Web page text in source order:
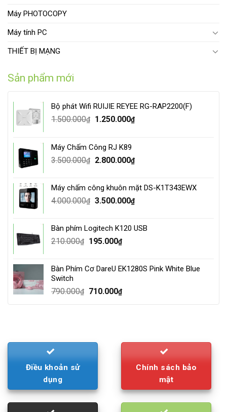
Máy PHOTOCOPY
Máy tính PC
THIẾT BỊ MẠNG
Sản phẩm mới
Bộ phát Wifi RUIJIE REYEE RG-RAP2200(F)
1.500.000₫
Original
1.500.000₫.
1.250.000₫Current
Máy Chấm Công RJ K89
3.500.000₫
Original
3.500.000₫.
2.800.000₫Current
2.800.000₫.
Máy chấm công khuôn mặt DS-K1T343EWX
4.000.000₫ Original
4.000.000₫.
3.500.000₫Current
3.500.000₫.
Bàn phím Logitech K120 USB
210.000₫
Original
210.000₫.
195.000₫Current
195.000₫.
Bàn Phím Cơ DareU EK1280S Pink White Blue
Switch
790.000₫
Original
710.000₫Current
Điều khoản sử
dụng
Chính sách bảo
mật